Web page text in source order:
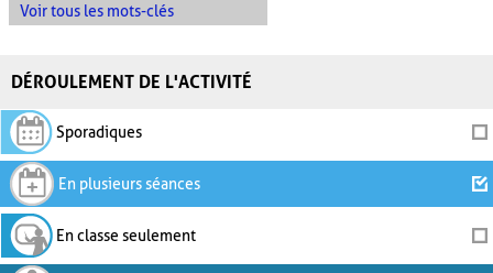
Voir tous les mots-clés
DÉROULEMENT DE L'ACTIVITÉ
Sporadiques
En plusieurs séances
En classe seulement